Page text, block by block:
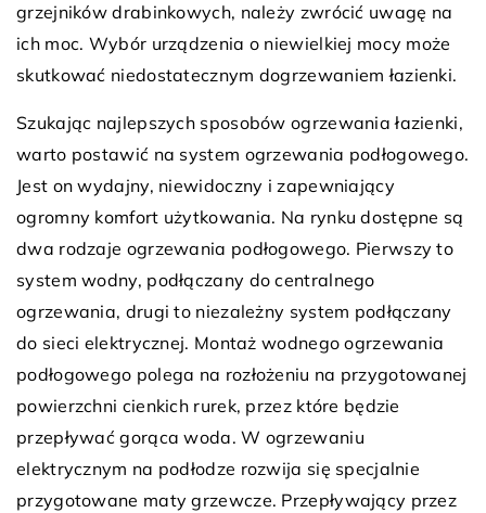
grzejników drabinkowych, należy zwrócić uwagę na
ich moc. Wybór urządzenia o niewielkiej mocy może
skutkować niedostatecznym dogrzewaniem łazienki.
Szukając najlepszych sposobów ogrzewania łazienki,
warto postawić na system ogrzewania podłogowego.
Jest on wydajny, niewidoczny i zapewniający
ogromny komfort użytkowania. Na rynku dostępne są
dwa rodzaje ogrzewania podłogowego. Pierwszy to
system wodny, podłączany do centralnego
ogrzewania, drugi to niezależny system podłączany
do sieci elektrycznej. Montaż wodnego ogrzewania
podłogowego polega na rozłożeniu na przygotowanej
powierzchni cienkich rurek, przez które będzie
przepływać gorąca woda. W ogrzewaniu
elektrycznym na podłodze rozwija się specjalnie
przygotowane maty grzewcze. Przepływający przez